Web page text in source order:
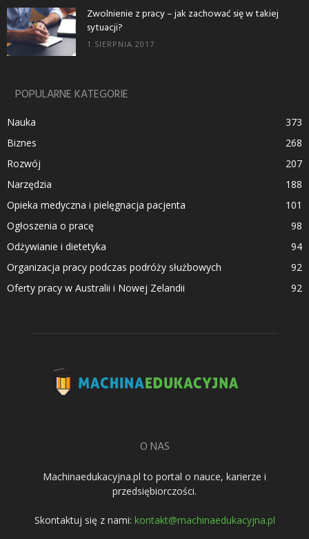
Zwolnienie z pracy – jak zachować się w takiej
sytuacji?
1 SIERPNIA 2017
POPULARNE KATEGORIE
Nauka
373
Biznes
268
Rozwój
207
Narzędzia
188
Opieka medyczna i pielęgnacja pacjenta
101
Ogłoszenia o pracę
98
Odżywianie i dietetyka
94
Organizacja pracy podczas podróży służbowych
92
Oferty pracy w Australii i Nowej Zelandii
92
O NAS
Machinaedukacyjna.pl to portal o nauce, karierze i
przedsiębiorczości.
Skontaktuj się z nami: kontakt@machinaedukacyjna.pl